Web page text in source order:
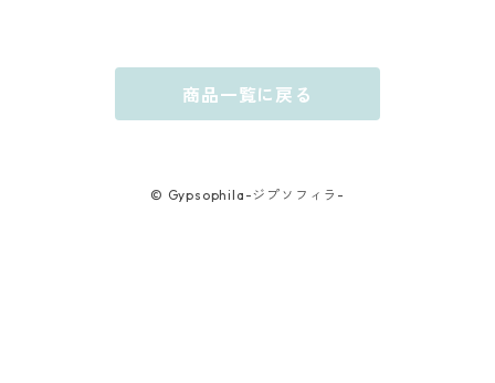
商品一覧に戻る
© Gypsophila-ジプソフィラ-